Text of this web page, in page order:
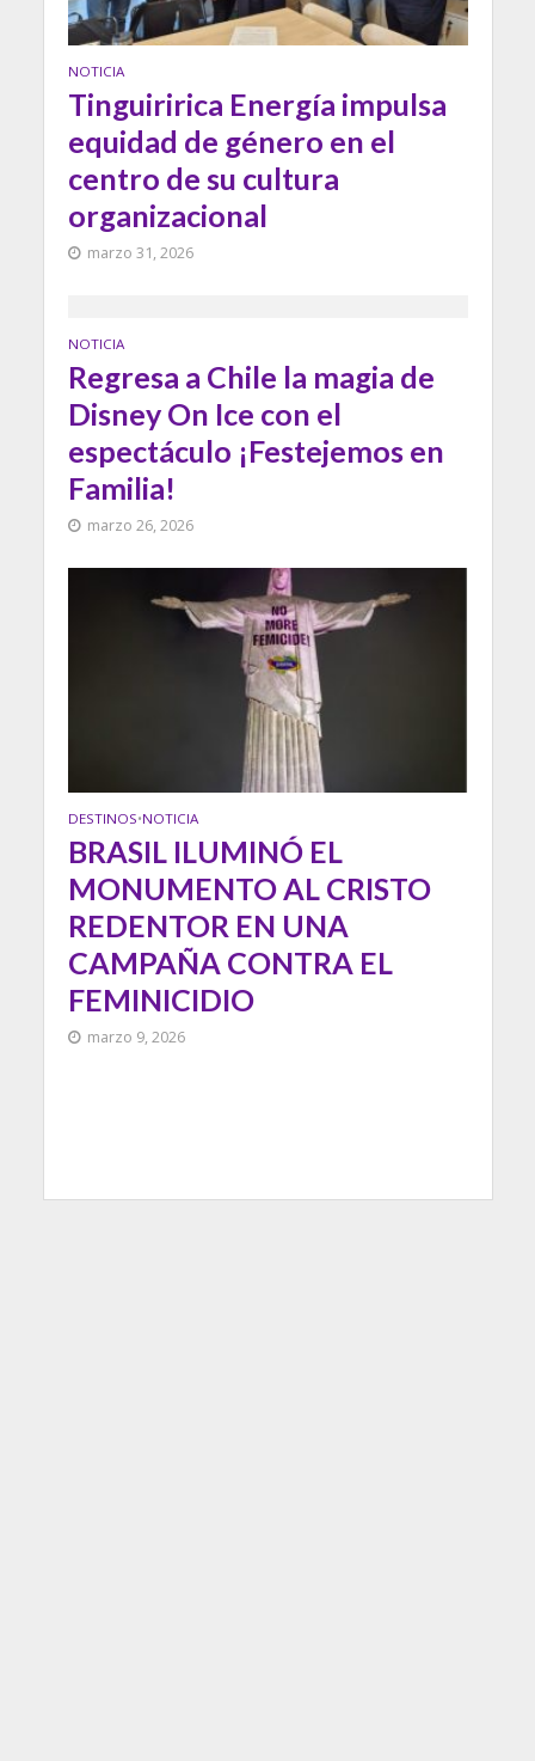
NOTICIA
Tinguiririca Energía impulsa
equidad de género en el
centro de su cultura
organizacional
marzo 31, 2026
NOTICIA
Regresa a Chile la magia de
Disney On Ice con el
espectáculo ¡Festejemos en
Familia!
marzo 26, 2026
DESTINOS•NOTICIA
BRASIL ILUMINÓ EL
MONUMENTO AL CRISTO
REDENTOR EN UNA
CAMPAÑA CONTRA EL
FEMINICIDIO
marzo 9, 2026